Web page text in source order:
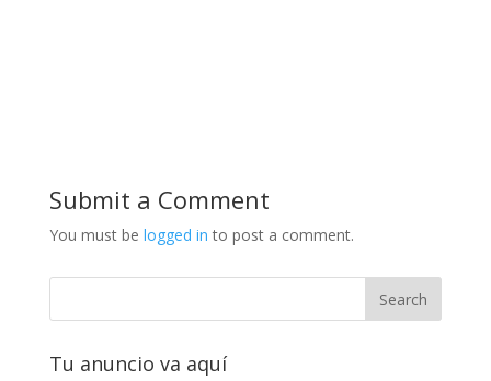
Submit a Comment
You must be logged in to post a comment.
Tu anuncio va aquí